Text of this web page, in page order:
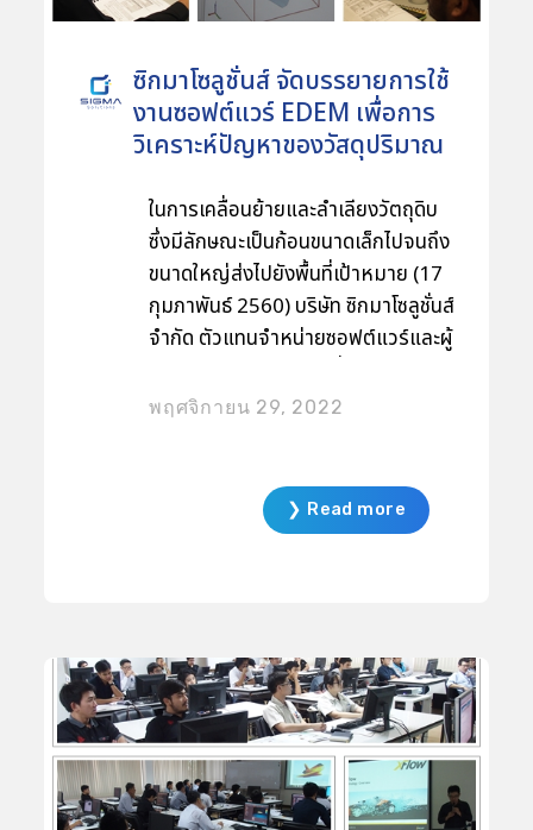
นอกจากนี้ บริษัท ซิกมาโซลูชั่นส์ จำกัด
ยังได้เปิดหลักสูตรต่าง ๆ เพิ่มเติมเพื่อ
ตอบโจทย์ความต้องการของลูกค้าดัง
ต่อไปนี้ ผู้สนใจสามารถดูรายละเอียด
หลักสูตรเพิ่มเติมและลงทะเบียนสำรอง
ที่นั่งได้ผ่านเว็บไซต์
www.sigmasolutions.co.th ใน
หัวข้อที่ท่านสนใจ หรือส่งอีเมล์มาที่
ซิกมาโซลูชั่นส์ จัดบรรยายการใช้
งานซอฟต์แวร์ EDEM เพื่อการ
วิเคราะห์ปัญหาของวัสดุปริมาณ
ในการเคลื่อนย้ายและลำเลียงวัตถุดิบ
ซึ่งมีลักษณะเป็นก้อนขนาดเล็กไปจนถึง
ขนาดใหญ่ส่งไปยังพื้นที่เป้าหมาย (17
กุมภาพันธ์ 2560) บริษัท ซิกมาโซลูชั่นส์
จำกัด ตัวแทนจำหน่ายซอฟต์แวร์และผู้
ออกแบบและแก้ไขปัญหาทางด้าน
Method and Applications with
EDEM การวิเคราะห์ปัญหาของวัสดุ
ในวงการอุตสาหกรรมที่เกี่ยวข้อง ใน
การวิเคราะห์ปัญหาของวัสดุที่มีขนาด
อนุภาคเล็กๆ หรือวัสดุปริมาณมวลได้
อย่างมีประสิทธิภาพผ่านตัวอย่างกรณี
ศึกษาที่ช่วยให้เข้าใจง่ายขึ้น เช่น การ
จำลองการขนถ่ายวัสดุผ่านสายพาน
พฤศจิกายน 29, 2022
❯ Read more